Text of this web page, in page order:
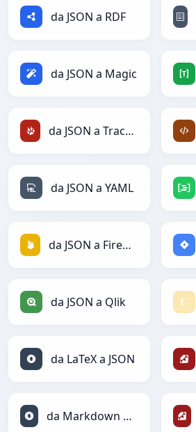
da JSON a RDF
da JSON a Magic
da JSON a TracWiki
da JSON a YAML
da JSON a Firebase
da JSON a Qlik
da LaTeX a JSON
da Markdown a JSON